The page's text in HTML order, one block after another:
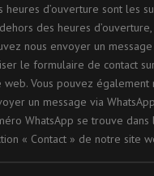
heures d’ouverture sont les
des heures
nous envoyer un
le formulaire de contact
web. Vous pouvez également
un message via
WhatsApp se trouve dans
« Contact » de notre site